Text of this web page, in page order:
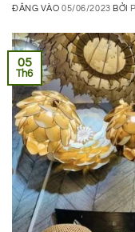
ĐĂNG VÀO05/06/2023 BỞI
05
Th6